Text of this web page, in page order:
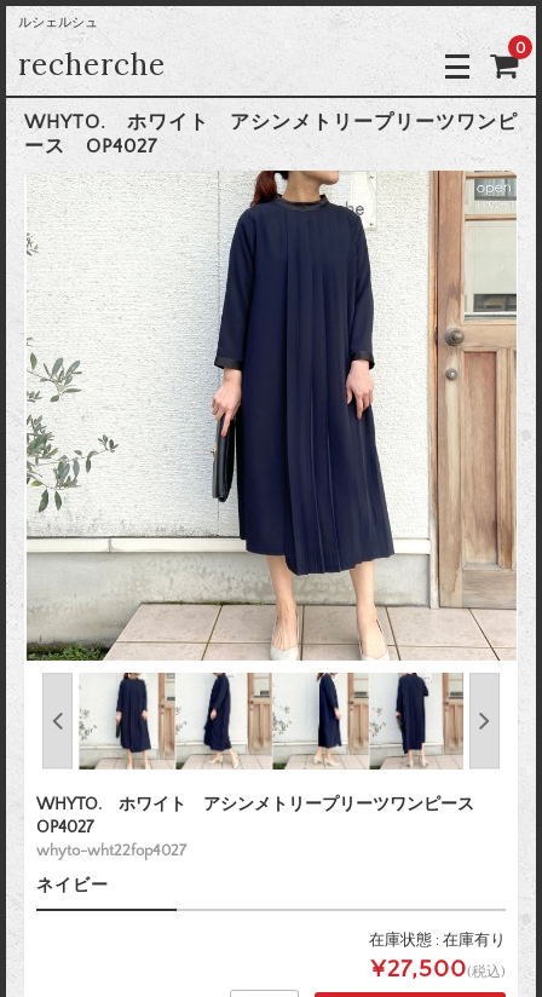
ルシェルシュ
recherche 0
WHYTO. ホワイト アシンメトリープリーツワンピ
ース OP4027
WHYTO. ホワイト アシンメトリープリーツワンピース
OP4027
whyto-wht22fop4027
ネイビー
在庫状態 : 在庫有り
¥27,500(税込)